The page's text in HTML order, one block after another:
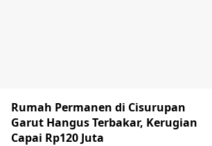
Rumah Permanen di Cisurupan
Garut Hangus Terbakar, Kerugian
Capai Rp120 Juta